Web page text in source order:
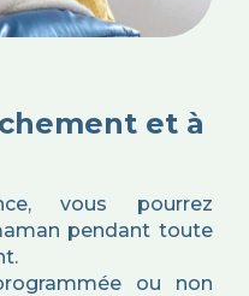
et à
vous pourrez
pendant toute
ou non